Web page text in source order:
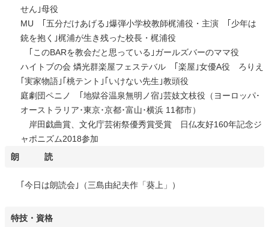
せん｣母役
MU ｢五分だけあげる｣爆弾小学校教師梶浦役・主演 ｢少年は
銃を抱く｣梶浦が生き残った校長・梶浦役
｢このBARを教会だと思っている｣ガールズバーのママ役
ハイトブの会 燐光群楽屋フェステバル ｢楽屋｣女優A役 ろりえ
｢実家物語｣｢桃テント｣｢いけない先生｣教頭役
庭劇団ペニノ ｢地獄谷温泉無明ノ宿｣芸妓文枝役（ヨーロッパ･
オーストラリア･東京･京都･富山･横浜 11都市）
岸田戯曲賞、文化庁芸術祭優秀賞受賞 日仏友好160年記念ジ
ャポニズム2018参加
朗 読
｢今日は朗読会｣（三島由紀夫作「葵上」）
特技・資格